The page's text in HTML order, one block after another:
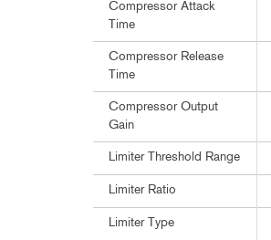
Compressor Attack
Time
Compressor Release
Time
Compressor Output
Gain
Limiter Threshold Range
Limiter Ratio
Limiter Type